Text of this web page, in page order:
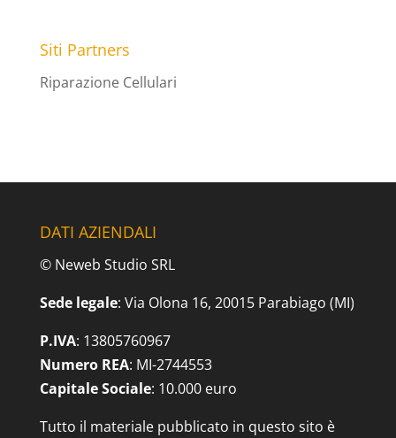
Siti Partners
Riparazione Cellulari
DATI AZIENDALI
© Neweb Studio SRL
Sede legale: Via Olona 16, 20015 Parabiago (MI)
P.IVA: 13805760967
Numero REA: MI-2744553
Capitale Sociale: 10.000 euro
Tutto il materiale pubblicato in questo sito è